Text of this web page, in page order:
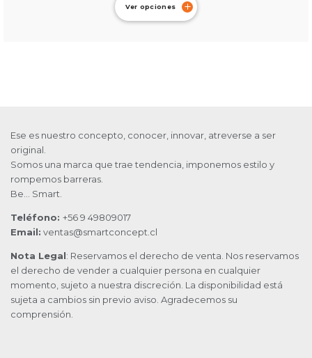
Ver opciones
Ese es nuestro concepto, conocer, innovar, atreverse a ser
original.
Somos una marca que trae tendencia, imponemos estilo y
rompemos barreras.
Be… Smart.
Teléfono: +56 9 49809017
Email: ventas@smartconcept.cl
Nota Legal: Reservamos el derecho de venta. Nos reservamos
el derecho de vender a cualquier persona en cualquier
momento, sujeto a nuestra discreción. La disponibilidad está
sujeta a cambios sin previo aviso. Agradecemos su
comprensión.